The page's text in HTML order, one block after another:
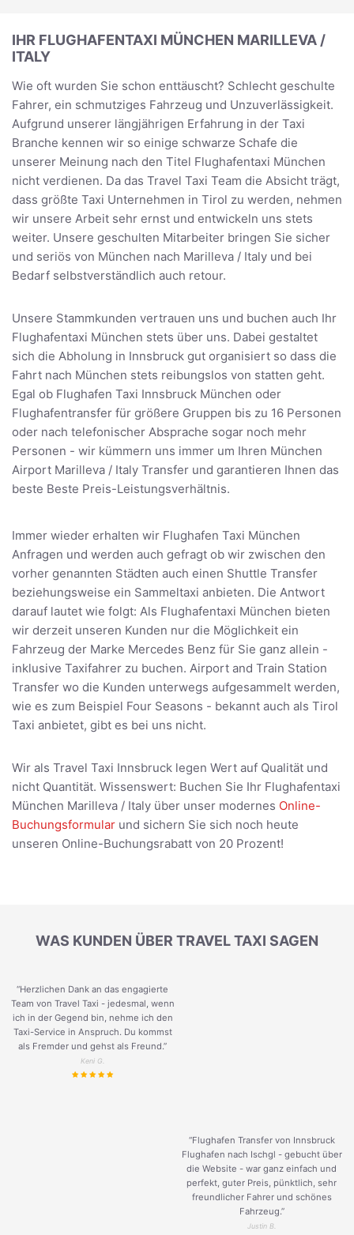
IHR FLUGHAFENTAXI MÜNCHEN MARILLEVA /
ITALY
Wie oft wurden Sie schon enttäuscht? Schlecht geschulte
Fahrer, ein schmutziges Fahrzeug und Unzuverlässigkeit.
Aufgrund unserer längjährigen Erfahrung in der Taxi
Branche kennen wir so einige schwarze Schafe die
unserer Meinung nach den Titel Flughafentaxi München
nicht verdienen. Da das Travel Taxi Team die Absicht trägt,
dass größte Taxi Unternehmen in Tirol zu werden, nehmen
wir unsere Arbeit sehr ernst und entwickeln uns stets
weiter. Unsere geschulten Mitarbeiter bringen Sie sicher
und seriös von München nach Marilleva / Italy und bei
Bedarf selbstverständlich auch retour.
Unsere Stammkunden vertrauen uns und buchen auch Ihr
Flughafentaxi München stets über uns. Dabei gestaltet
sich die Abholung in Innsbruck gut organisiert so dass die
Fahrt nach München stets reibungslos von statten geht.
Egal ob Flughafen Taxi Innsbruck München oder
Flughafentransfer für größere Gruppen bis zu 16 Personen
oder nach telefonischer Absprache sogar noch mehr
Personen - wir kümmern uns immer um Ihren München
Airport Marilleva / Italy Transfer und garantieren Ihnen das
beste Beste Preis-Leistungsverhältnis.
Immer wieder erhalten wir Flughafen Taxi München
Anfragen und werden auch gefragt ob wir zwischen den
vorher genannten Städten auch einen Shuttle Transfer
beziehungsweise ein Sammeltaxi anbieten. Die Antwort
darauf lautet wie folgt: Als Flughafentaxi München bieten
wir derzeit unseren Kunden nur die Möglichkeit ein
Fahrzeug der Marke Mercedes Benz für Sie ganz allein -
inklusive Taxifahrer zu buchen. Airport and Train Station
Transfer wo die Kunden unterwegs aufgesammelt werden,
wie es zum Beispiel Four Seasons - bekannt auch als Tirol
Taxi anbietet, gibt es bei uns nicht.
Wir als Travel Taxi Innsbruck legen Wert auf Qualität und
nicht Quantität. Wissenswert: Buchen Sie Ihr Flughafentaxi
München Marilleva / Italy über unser modernes Online-
Buchungsformular und sichern Sie sich noch heute
unseren Online-Buchungsrabatt von 20 Prozent!
WAS KUNDEN ÜBER TRAVEL TAXI SAGEN
“Herzlichen Dank an das engagierte
Team von Travel Taxi - jedesmal, wenn
ich in der Gegend bin, nehme ich den
Taxi-Service in Anspruch. Du kommst
als Fremder und gehst als Freund.”
Keni G.
“Flughafen Transfer von Innsbruck
Flughafen nach Ischgl - gebucht über
die Website - war ganz einfach und
perfekt, guter Preis, pünktlich, sehr
freundlicher Fahrer und schönes
Fahrzeug.”
Justin B.